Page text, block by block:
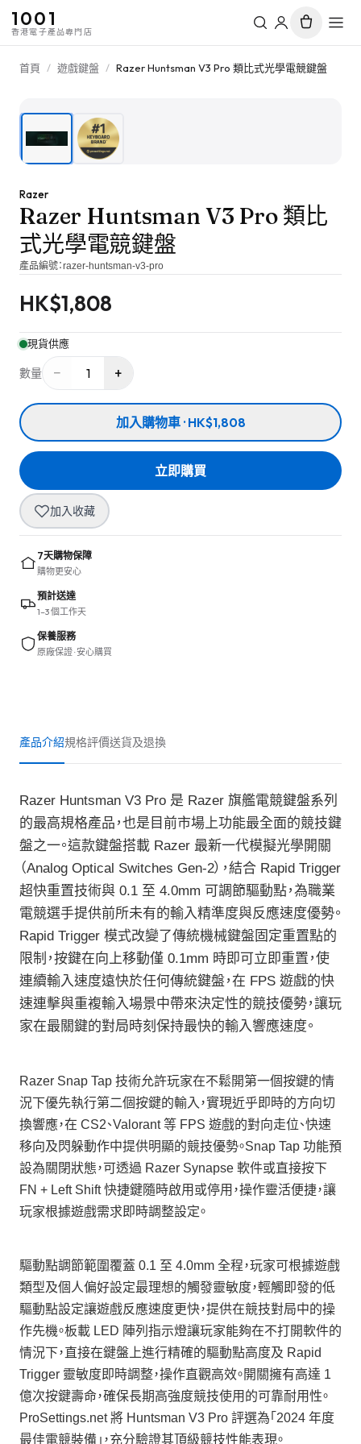
1001
香港電子產品專門店
首頁 / 遊戲鍵盤 / Razer Huntsman V3 Pro 類比式光學電競鍵盤
Razer
Razer Huntsman V3 Pro 類比
式光學電競鍵盤
產品編號：razer-huntsman-v3-pro
HK$1,808
現貨供應
數量 − 1 +
加入購物車 · HK$1,808
立即購買
加入收藏
7天購物保障
購物更安心
預計送達
1–3 個工作天
保養服務
原廠保證 · 安心購買
產品介紹規格評價送貨及退換
Razer Huntsman V3 Pro 是 Razer 旗艦電競鍵盤系列
的最高規格產品，也是目前市場上功能最全面的競技鍵
盤之一。這款鍵盤搭載 Razer 最新一代模擬光學開關
（Analog Optical Switches Gen‑2），結合 Rapid Trigger
超快重置技術與 0.1 至 4.0mm 可調節驅動點，為職業
電競選手提供前所未有的輸入精準度與反應速度優勢。
Rapid Trigger 模式改變了傳統機械鍵盤固定重置點的
限制，按鍵在向上移動僅 0.1mm 時即可立即重置，使
連續輸入速度遠快於任何傳統鍵盤，在 FPS 遊戲的快
速連擊與重複輸入場景中帶來決定性的競技優勢，讓玩
家在最關鍵的對局時刻保持最快的輸入響應速度。
Razer Snap Tap 技術允許玩家在不鬆開第一個按鍵的情
況下優先執行第二個按鍵的輸入，實現近乎即時的方向切
換響應，在 CS2、Valorant 等 FPS 遊戲的對向走位、快速
移向及閃躲動作中提供明顯的競技優勢。Snap Tap 功能預
設為關閉狀態，可透過 Razer Synapse 軟件或直接按下
FN + Left Shift 快捷鍵隨時啟用或停用，操作靈活便捷，讓
玩家根據遊戲需求即時調整設定。
驅動點調節範圍覆蓋 0.1 至 4.0mm 全程，玩家可根據遊戲
類型及個人偏好設定最理想的觸發靈敏度，輕觸即發的低
驅動點設定讓遊戲反應速度更快，提供在競技對局中的操
作先機。板載 LED 陣列指示燈讓玩家能夠在不打開軟件的
情況下，直接在鍵盤上進行精確的驅動點高度及 Rapid
Trigger 靈敏度即時調整，操作直觀高效。開關擁有高達 1
億次按鍵壽命，確保長期高強度競技使用的可靠耐用性。
ProSettings.net 將 Huntsman V3 Pro 評選為「2024 年度
最佳電競裝備」，充分驗證其頂級競技性能表現。